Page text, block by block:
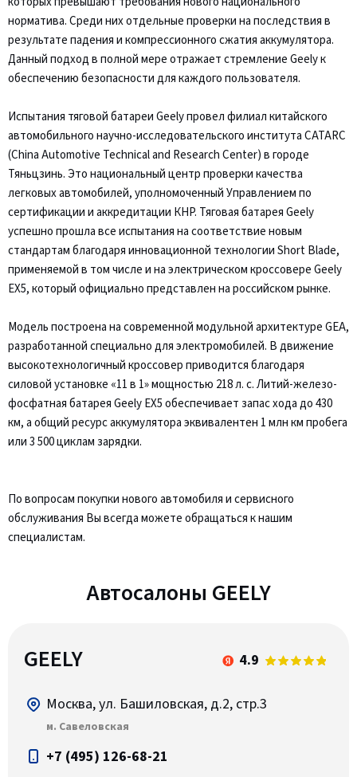
норматива. Среди них отдельные проверки на последствия в
результате падения и компрессионного сжатия аккумулятора.
Данный подход в полной мере отражает стремление Geely к
обеспечению безопасности для каждого пользователя.
Испытания тяговой батареи Geely провел филиал китайского
автомобильного научно-исследовательского института CATARC
(China Automotive Technical and Research Center) в городе
Тяньцзинь. Это национальный центр проверки качества
легковых автомобилей, уполномоченный Управлением по
сертификации и аккредитации КНР. Тяговая батарея Geely
успешно прошла все испытания на соответствие новым
стандартам благодаря инновационной технологии Short Blade,
применяемой в том числе и на электрическом кроссовере Geely
EX5, который официально представлен на российском рынке.
Модель построена на современной модульной архитектуре GEA,
разработанной специально для электромобилей. В движение
высокотехнологичный кроссовер приводится благодаря
силовой установке «11 в 1» мощностью 218 л. с. Литий-железо-
фосфатная батарея Geely EX5 обеспечивает запас хода до 430
км, а общий ресурс аккумулятора эквивалентен 1 млн км пробега
или 3 500 циклам зарядки.
По вопросам покупки нового автомобиля и сервисного
обслуживания Вы всегда можете обращаться к нашим
специалистам.
Автосалоны GEELY
GEELY 4.9
Москва, ул. Башиловская, д.2, стр.3
м. Савеловская
+7 (495) 126-68-21